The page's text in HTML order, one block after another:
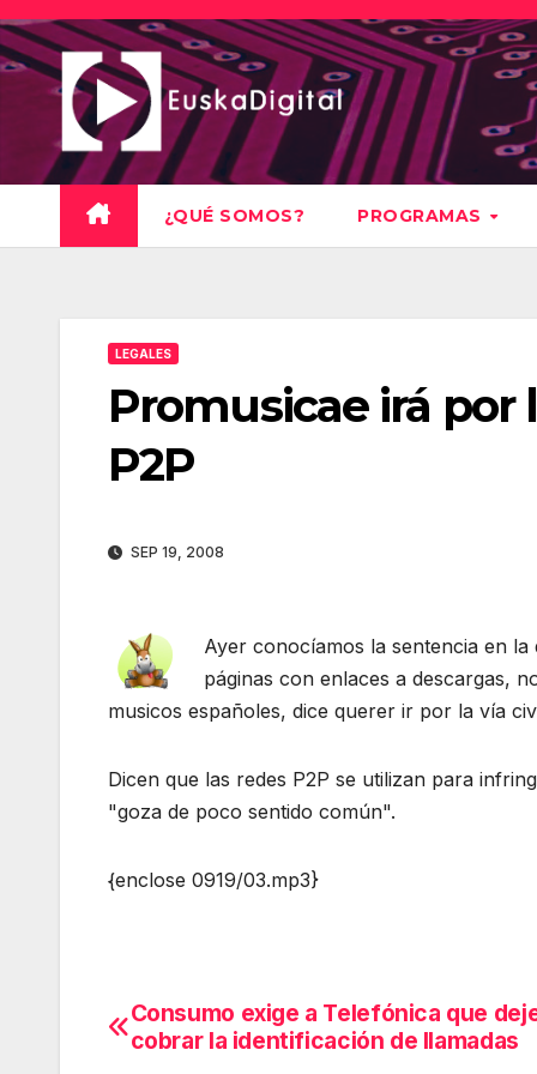
Saltar
al
contenido
¿QUÉ SOMOS? PROGRAMAS
LEGALES
Promusicae irá por
P2P
SEP 19, 2008
Ayer conocíamos la sentencia en
páginas con enlaces a descargas,
musicos españoles, dice querer ir por la vía
Dicen que las redes P2P se utilizan para
"goza de poco sentido común".
{enclose 0919/03.mp3}
Navegación
Consumo exige a Telefónica que
cobrar la identificación de llamadas